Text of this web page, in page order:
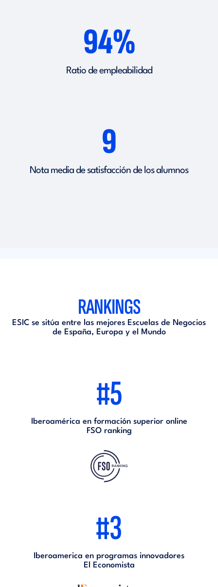
94%
Ratio de empleabilidad
9
Nota media de satisfacción de los alumnos
RANKINGS
ESIC se sitúa entre las mejores Escuelas de Negocios
de España, Europa y el Mundo
#5
Iberoamérica en formación superior online
FSO ranking
#3
Iberoamerica en programas innovadores
El Economista